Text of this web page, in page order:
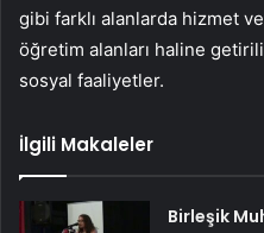
gibi farklı alanlarda hizmet
öğretim alanları haline
sosyal faaliyetler.
İlgili Makaleler
Birleşik